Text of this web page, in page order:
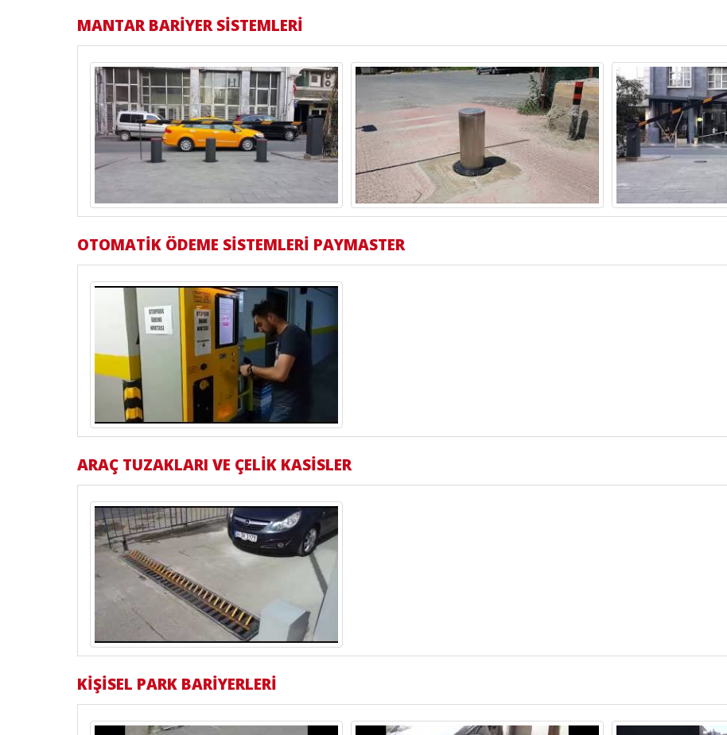
MANTAR BARİYER SİSTEMLERİ
OTOMATİK ÖDEME SİSTEMLERİ PAYMASTER
ARAÇ TUZAKLARI VE ÇELİK KASİSLER
KİŞİSEL PARK BARİYERLERİ